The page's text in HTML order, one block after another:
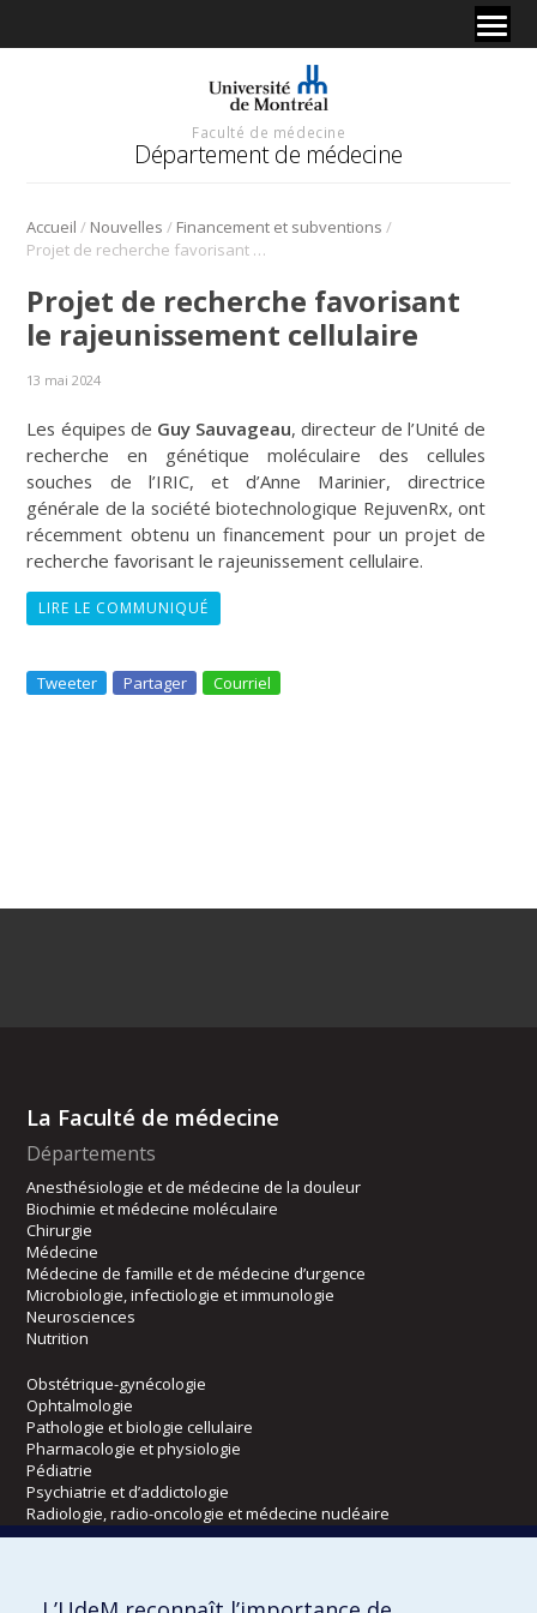
Faculté de médecine
Département de médecine
Accueil / Nouvelles / Financement et subventions /
Projet de recherche favorisant le rajeunissement cellulaire
Projet de recherche favorisant
le rajeunissement cellulaire
13 mai 2024
Les équipes de Guy Sauvageau, directeur de l’Unité de
recherche en génétique moléculaire des cellules
souches de l’IRIC, et d’Anne Marinier, directrice
générale de la société biotechnologique RejuvenRx, ont
récemment obtenu un financement pour un projet de
recherche favorisant le rajeunissement cellulaire.
LIRE LE COMMUNIQUÉ
Tweeter Partager Courriel
La Faculté de médecine
Départements
Anesthésiologie et de médecine de la douleur
Biochimie et médecine moléculaire
Chirurgie
Médecine
Médecine de famille et de médecine d’urgence
Microbiologie, infectiologie et immunologie
Neurosciences
Nutrition
Obstétrique-gynécologie
Ophtalmologie
Pathologie et biologie cellulaire
Pharmacologie et physiologie
Pédiatrie
Psychiatrie et d’addictologie
Radiologie, radio-oncologie et médecine nucléaire